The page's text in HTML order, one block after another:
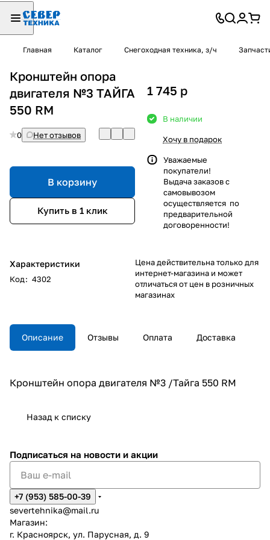
Главная Каталог Снегоходная техника, з/ч
Кронштейн опора
двигателя №3 ТАЙГА
550 RM
0 Нет отзывов
В корзину
Купить в 1 клик
Характеристики
Код: 4302
1 745 p
В наличии
Хочу в подарок
Уважаемые
покупатели!
Выдача заказов с
самовывозом
осуществляется по
предварительной
договоренности!
Цена действительна только для
интернет-магазина и может
отличаться от цен в розничных
магазинах
Описание Отзывы Оплата Доставка
Кронштейн опора двигателя №3 /Тайга 550 RM
Назад к списку
Подписаться на новости и акции
+7 (953) 585-00-39
severtehnika@mail.ru
Магазин:
г. Красноярск, ул. Парусная, д. 9